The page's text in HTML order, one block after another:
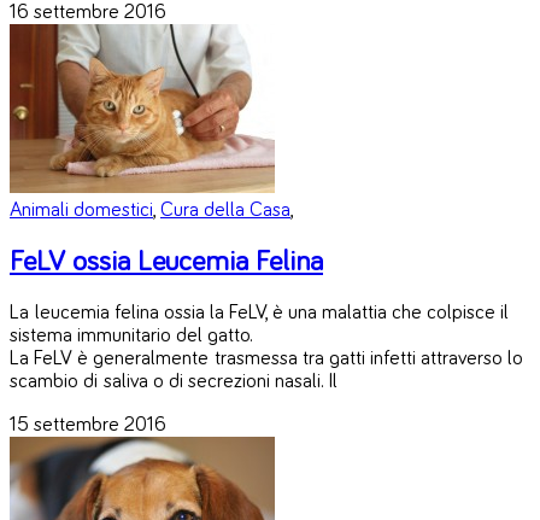
16 settembre 2016
Animali domestici, Cura della Casa,
FeLV ossia Leucemia Felina
La leucemia felina ossia la FeLV, è una malattia che colpisce il
sistema immunitario del gatto.
La FeLV è generalmente trasmessa tra gatti infetti attraverso lo
scambio di saliva o di secrezioni nasali. Il
15 settembre 2016